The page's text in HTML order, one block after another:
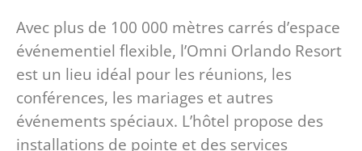
Avec plus de 100 000 mètres carrés d’espace
événementiel flexible, l’Omni Orlando Resort
est un lieu idéal pour les réunions, les
conférences, les mariages et autres
événements spéciaux. L’hôtel propose des
installations de pointe et des services